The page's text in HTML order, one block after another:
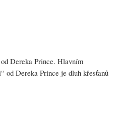
Dereka Prince. Hlavním
od Dereka Prince je dluh křesťanů